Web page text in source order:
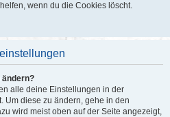
wenn du die Cookies löscht.
ändern?
alle deine Einstellungen in der
Um diese zu ändern, gehe in den
wird meist oben auf der Seite angezeigt,